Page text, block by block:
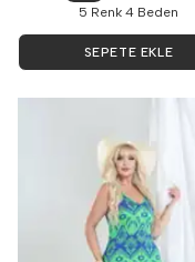
5 Renk 4 Beden
SEPETE EKLE